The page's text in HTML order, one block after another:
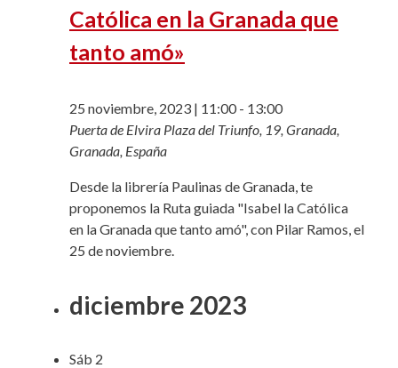
Católica en la Granada que
tanto amó»
25 noviembre, 2023 | 11:00- 13:00
Puerta de Elvira Plaza del Triunfo, 19, Granada,
Granada, España
Desde la librería Paulinas de Granada, te
proponemos la Ruta guiada "Isabel la Católica
en la Granada que tanto amó", con Pilar Ramos, el
25 de noviembre.
diciembre 2023
Sáb 2